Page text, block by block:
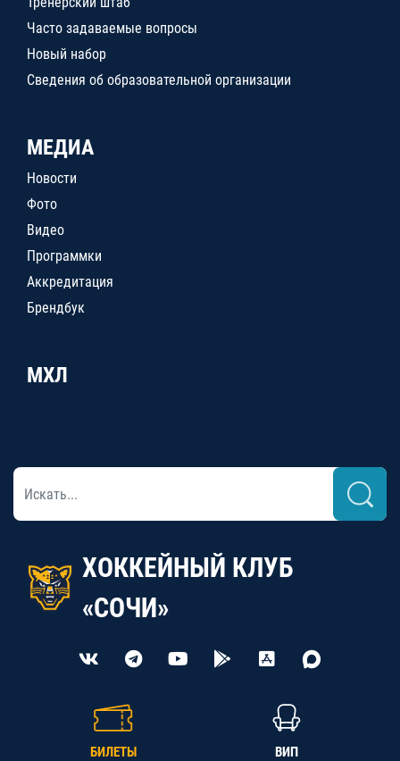
Часто задаваемые вопросы
Новый набор
Сведения об образовательной организации
МЕДИА
Новости
Фото
Видео
Программки
Аккредитация
Брендбук
МХЛ
ХОККЕЙНЫЙ КЛУБ
«СОЧИ»
БИЛЕТЫ ВИП